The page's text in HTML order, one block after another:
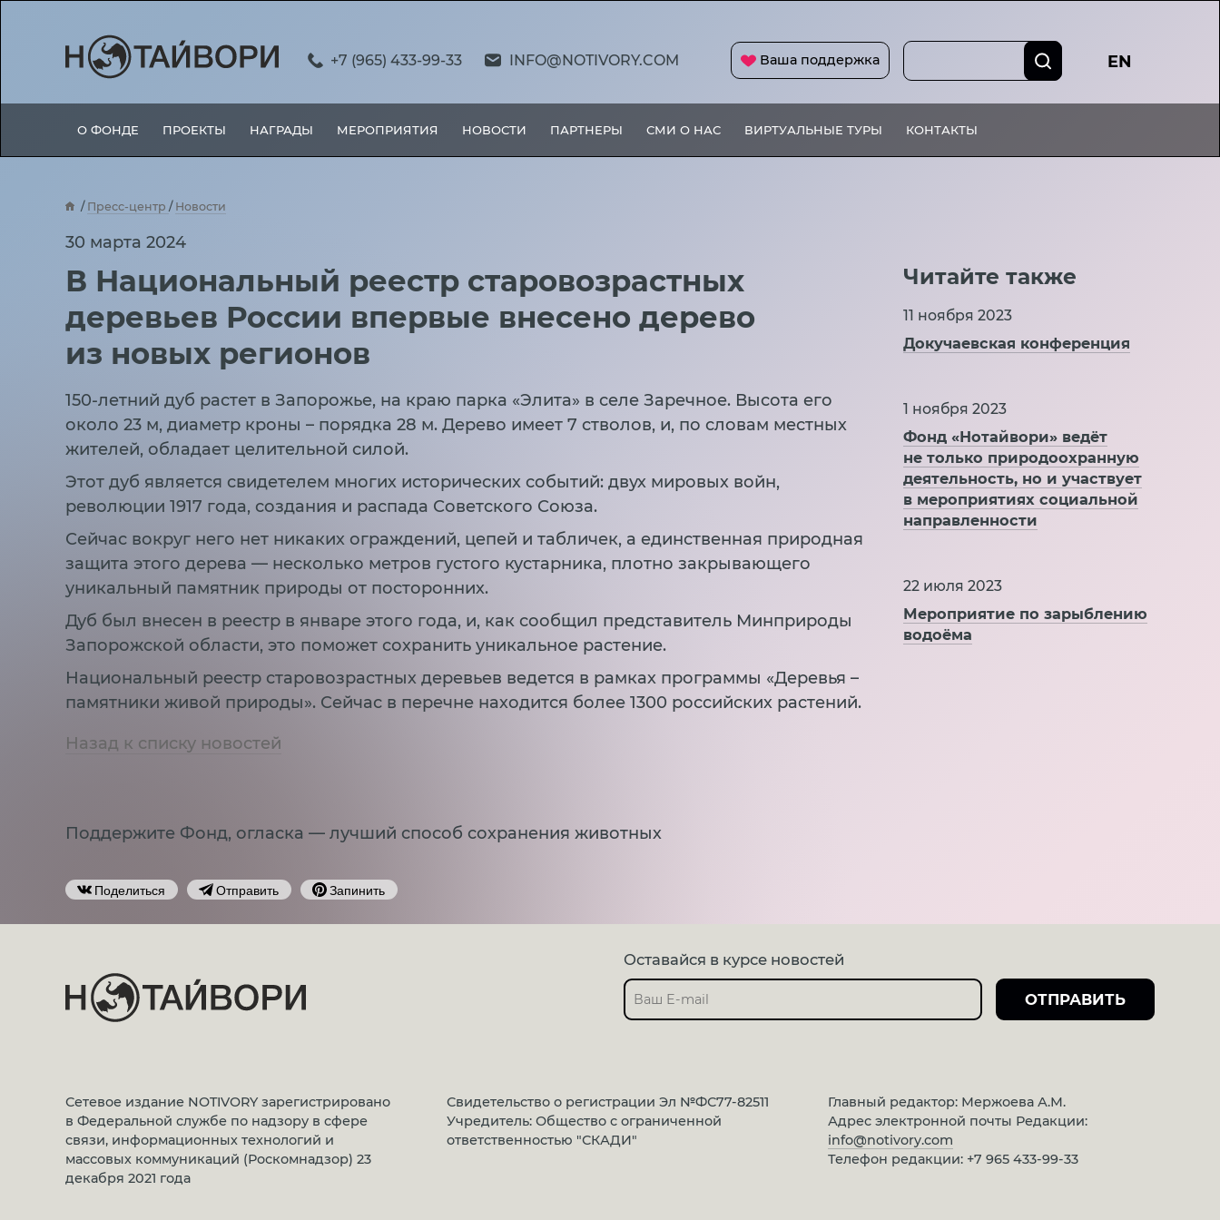
+7 (965) 433-99-33 INFO@NOTIVORY.COM Ваша поддержка EN
О ФОНДЕ ПРОЕКТЫ НАГРАДЫ МЕРОПРИЯТИЯ НОВОСТИ ПАРТНЕРЫ СМИ О НАС ВИРТУАЛЬНЫЕ ТУРЫ КОНТАКТЫ
Пресс-центр
Новости
30 марта 2024
В Национальный реестр старовозрастных
деревьев России впервые внесено дерево
из новых регионов
150-летний дуб растет в Запорожье, на краю парка «Элита» в селе Заречное. Высота его
около 23 м, диаметр кроны – порядка 28 м. Дерево имеет 7 стволов, и, по словам местных
жителей, обладает целительной силой.
Этот дуб является свидетелем многих исторических событий: двух мировых войн,
революции 1917 года, создания и распада Советского Союза.
Сейчас вокруг него нет никаких ограждений, цепей и табличек, а единственная природная
защита этого дерева — несколько метров густого кустарника, плотно закрывающего
уникальный памятник природы от посторонних.
Дуб был внесен в реестр в январе этого года, и, как сообщил представитель Минприроды
Запорожской области, это поможет сохранить уникальное растение.
Национальный реестр старовозрастных деревьев ведется в рамках программы «Деревья –
памятники живой природы». Сейчас в перечне находится более 1300 российских растений.
Читайте также
11 ноября 2023
Докучаевская конференция
1 ноября 2023
Фонд «Нотайвори» ведёт
не только природоохранную
деятельность, но и участвует
в мероприятиях социальной
направленности
22 июля 2023
Мероприятие по зарыблению
водоёма
Назад к списку новостей
Поддержите Фонд, огласка — лучший способ сохранения животных
Поделиться Отправить Запинить
Сетевое издание NOTIVORY зарегистрировано
в Федеральной службе по надзору в сфере
связи, информационных технологий и
массовых коммуникаций (Роскомнадзор) 23
декабря 2021 года
Свидетельство о регистрации Эл №ФС77-82511
Учредитель: Общество с ограниченной
ответственностью "СКАДИ"
Главный редактор: Мержоева А.М.
Адрес электронной почты Редакции:
info@notivory.com
Телефон редакции: +7 965 433-99-33
Оставайся в курсе новостей